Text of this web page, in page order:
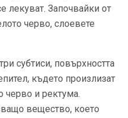
лекуват. Започвайки от
черво, слоевете
субтиси, повърхността
където произлизат
черво и ректума.
вещество, което